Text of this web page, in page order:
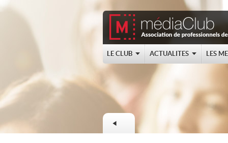
LE CLUB ACTUALITES LES